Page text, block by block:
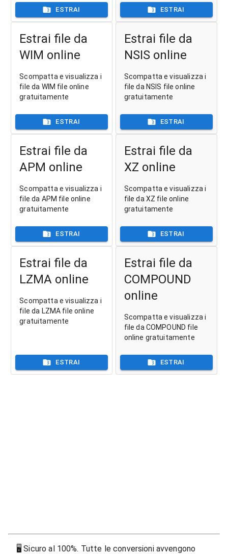
ESTRAI ESTRAI
Estrai file da
WIM online
Scompatta e visualizza i
file da WIM file online
gratuitamente
ESTRAI
Estrai file da
NSIS online
Scompatta e visualizza i
file da NSIS file online
gratuitamente
ESTRAI
Estrai file da
APM online
Scompatta e visualizza i
file da APM file online
gratuitamente
ESTRAI
Estrai file da
XZ online
Scompatta e visualizza i
file da XZ file online
gratuitamente
ESTRAI
Estrai file da
LZMA online
Scompatta e visualizza i
file da LZMA file online
gratuitamente
ESTRAI
Estrai file da
COMPOUND
online
Scompatta e visualizza i
file da COMPOUND file
online gratuitamente
ESTRAI
🖥Sicuro al 100%. Tutte le conversioni avvengono